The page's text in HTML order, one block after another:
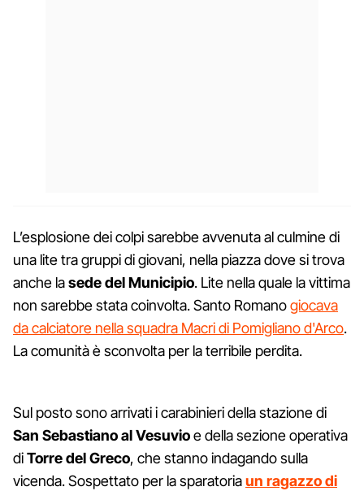
L’esplosione dei colpi sarebbe avvenuta al culmine di
una lite tra gruppi di giovani, nella piazza dove si trova
anche lasede del Municipio. Lite nella quale la vittima
non sarebbe stata coinvolta. Santo Romanogiocava
da calciatore nella squadra Macri di Pomigliano d'Arco.
La comunità è sconvolta per la terribile perdita.
Sul posto sono arrivati i carabinieri della stazione di
San Sebastiano al Vesuvioe della sezione operativa
diTorre del Greco, che stanno indagando sulla
vicenda. Sospettato per la sparatoriaun ragazzo di